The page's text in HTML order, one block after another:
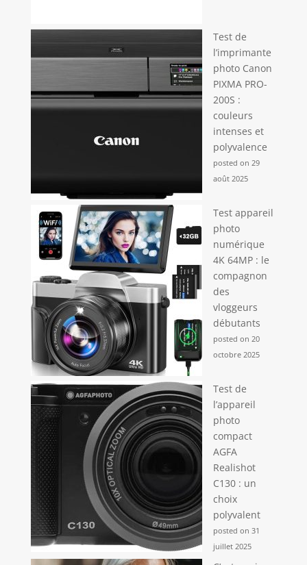
Test de
l’imprimante
photo Canon
PIXMA PRO-
200S :
couleurs
intenses et
polyvalence
posted on 29
août 2025
Test appareil
photo
numérique
4K 64MP : le
compagnon
des
vloggeurs
débutants
posted on 20
octobre 2025
Test de
l’appareil
photo
compact
AGFA
Realishot
C130 : un
choix
polyvalent
posted on 31
juillet 2025